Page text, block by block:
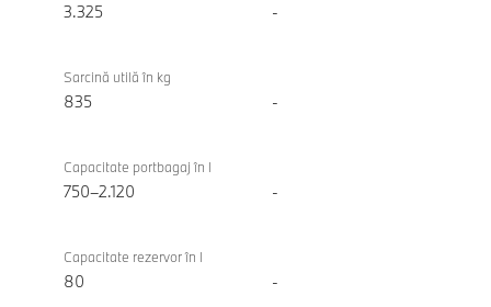
3.325 -
Sarcină utilă în kg
835 -
Capacitate portbagaj în l
750–2.120 -
Capacitate rezervor în l
80 -